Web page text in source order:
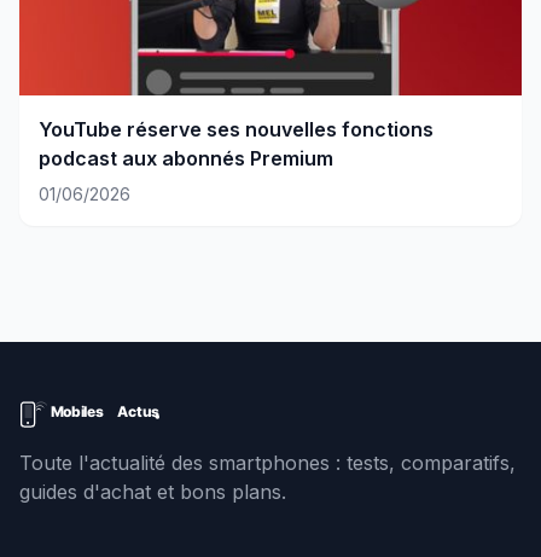
YouTube réserve ses nouvelles fonctions
podcast aux abonnés Premium
01/06/2026
Toute l'actualité des smartphones : tests, comparatifs,
guides d'achat et bons plans.